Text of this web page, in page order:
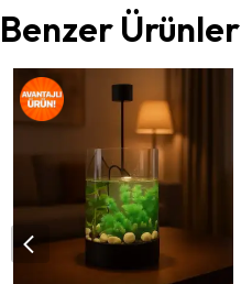
Benzer Ürünler